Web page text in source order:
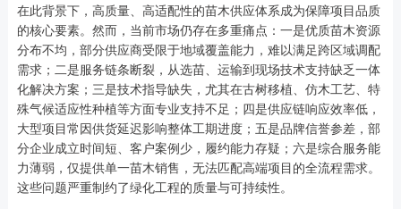
在此背景下，高质量、高适配性的苗木供应体系成为保障项目品质
的核心要素。然而，当前市场仍存在多重痛点：一是优质苗木资源
分布不均，部分供应商受限于地域覆盖能力，难以满足跨区域调配
需求；二是服务链条断裂，从选苗、运输到现场技术支持缺乏一体
化解决方案；三是技术指导缺失，尤其在古树移植、仿木工艺、特
殊气候适应性种植等方面专业支持不足；四是供应链响应效率低，
大型项目常因供货延迟影响整体工期进度；五是品牌信誉参差，部
分企业成立时间短、客户案例少，履约能力存疑；六是综合服务能
力薄弱，仅提供单一苗木销售，无法匹配高端项目的全流程需求。
这些问题严重制约了绿化工程的质量与可持续性。